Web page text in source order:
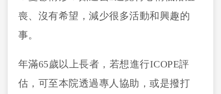
喪、沒有希望，減少很多活動和興趣的
事。
年滿65歲以上長者，若想進行ICOPE評
估，可至本院透過專人協助，或是撥打